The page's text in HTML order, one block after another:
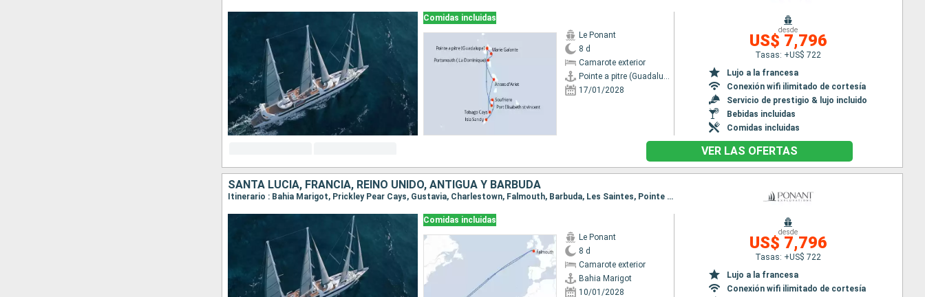
Comidas incluidas
Le Ponant
8 d
Camarote exterior
Pointe a pitre (Guadalupe)
17/01/2028
desde
US$ 7,796
Tasas: +US$ 722
Lujo a la francesa
Conexión wifi ilimitado de cortesía
Servicio de prestigio & lujo incluido
Bebidas incluidas
Comidas incluidas
VER LAS OFERTAS
SANTA LUCIA, FRANCIA, REINO UNIDO, ANTIGUA Y BARBUDA
Itinerario : Bahia Marigot, Prickley Pear Cays, Gustavia, Charlestown, Falmouth, Barbuda, Les Saintes, Pointe a pitre (Guadalupe)
Comidas incluidas
Le Ponant
8 d
Camarote exterior
Bahia Marigot
10/01/2028
desde
US$ 7,796
Tasas: +US$ 722
Lujo a la francesa
Conexión wifi ilimitado de cortesía